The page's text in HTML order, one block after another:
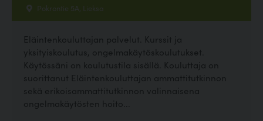
Pokrontie 5A, Lieksa
Eläintenkouluttajan palvelut. Kurssit ja
yksityiskoulutus, ongelmakäytöskoulutukset.
Käytössäni on koulutustila sisällä. Kouluttaja on
suorittanut Eläintenkouluttajan ammattitutkinnon
sekä erikoisammattitutkinnon valinnaisena
ongelmakäytösten hoito...